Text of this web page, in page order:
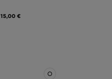
15,00 €